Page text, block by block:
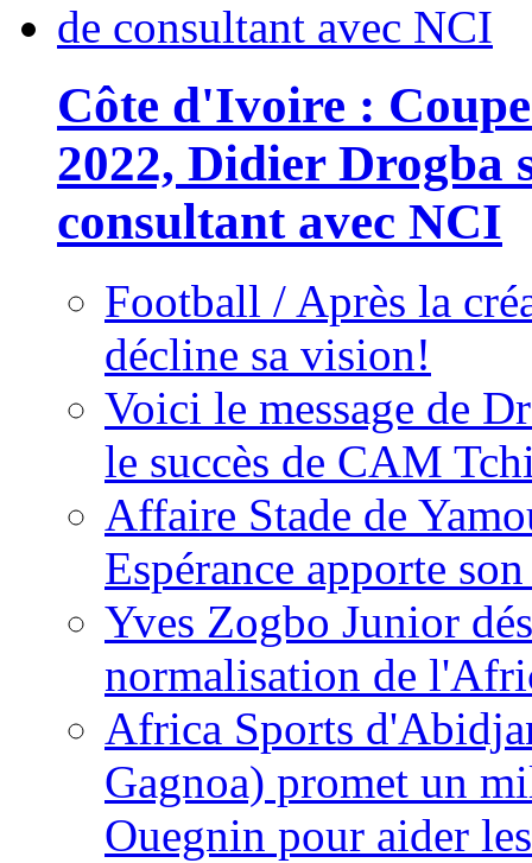
Côte d'Ivoire :
2022, Didier Drogba
consultant avec NCI
Football / Après la
décline sa vision!
Voici le message de
le succès de CAM
Affaire Stade de
Espérance apporte
Yves Zogbo Junior
normalisation de
Africa Sports
Gagnoa) promet un
Ouegnin pour aider